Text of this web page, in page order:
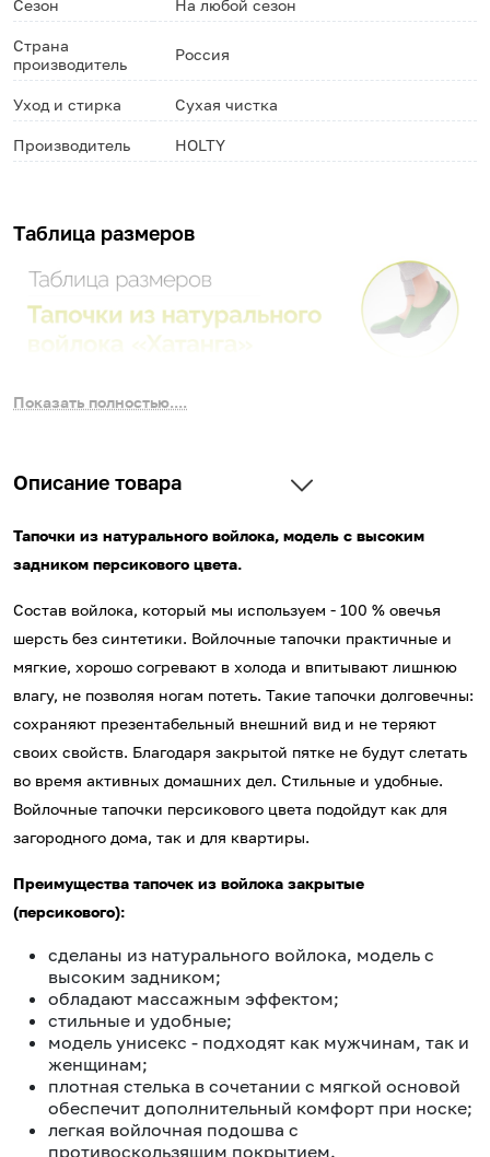
Сезон На любой сезон
Страна
производитель
Россия
Уход и стирка Сухая чистка
Производитель HOLTY
Таблица размеров
Показать полностью....
Описание товара
Тапочки из натурального войлока, модель с высоким
задником персикового цвета.
Состав войлока, который мы используем - 100 % овечья
шерсть без синтетики. Войлочные тапочки практичные и
мягкие, хорошо согревают в холода и впитывают лишнюю
влагу, не позволяя ногам потеть. Такие тапочки долговечны:
сохраняют презентабельный внешний вид и не теряют
своих свойств. Благодаря закрытой пятке не будут слетать
во время активных домашних дел. Стильные и удобные.
Войлочные тапочки персикового цвета подойдут как для
загородного дома, так и для квартиры.
Преимущества тапочек из войлока закрытые
(персикового):
сделаны из натурального войлока, модель с
высоким задником;
обладают массажным эффектом;
стильные и удобные;
модель унисекс - подходят как мужчинам, так и
женщинам;
плотная стелька в сочетании с мягкой основой
обеспечит дополнительный комфорт при носке;
легкая войлочная подошва с
противоскользящим покрытием.